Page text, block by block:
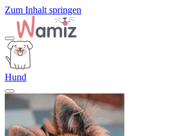
Zum Inhalt springen
Hund